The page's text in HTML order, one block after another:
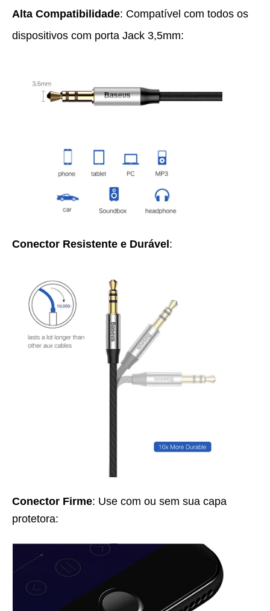
Alta Compatibilidade: Compatível com todos os
dispositivos com porta Jack 3,5mm:
Conector Resistente e Durável:
Conector Firme: Use com ou sem sua capa
protetora: